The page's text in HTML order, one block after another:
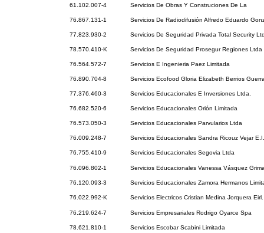
61.102.007-4 Servicios De Obras Y Construciones De La
76.867.131-1 Servicios De Radiodifusión Alfredo Eduardo
77.823.930-2 Servicios De Seguridad Privada Total Security
78.570.410-K Servicios De Seguridad Prosegur Regiones Ltda
76.564.572-7 Servicios E Ingenieria Paez Limitada
76.890.704-8 Servicios Ecofood Gloria Elizabeth Berrios
77.376.460-3 Servicios Educacionales E Inversiones Ltda.
76.682.520-6 Servicios Educacionales Orión Limitada
76.573.050-3 Servicios Educacionales Parvularios Ltda
76.009.248-7 Servicios Educacionales Sandra Ricouz Vejar
76.755.410-9 Servicios Educacionales Segovia Ltda
76.096.802-1 Servicios Educacionales Vanessa Vásquez
76.120.093-3 Servicios Educacionales Zamora Hermanos
76.022.992-K Servicios Electricos Cristian Medina Jorquera Eirl.
76.219.624-7 Servicios Empresariales Rodrigo Oyarce Spa
78.621.810-1 Servicios Escobar Scabini Limitada